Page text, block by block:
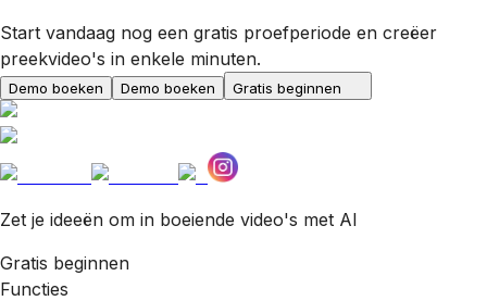
Start vandaag nog een gratis proefperiode en creëer
preekvideo's in enkele minuten.
Demo boeken Demo boeken Gratis beginnen
Zet je ideeën om in boeiende video's met AI
Gratis beginnen
Functies